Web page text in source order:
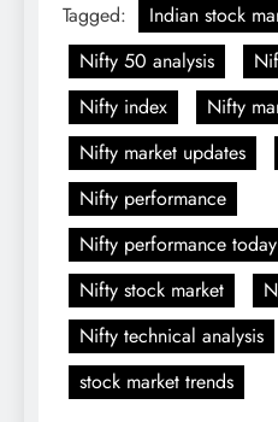
Tagged: Indian stock
Nifty 50 analysis
Nifty index
Nifty
Nifty market updates
Nifty performance
Nifty performance today
Nifty stock market
Nifty technical analysis
stock market trends